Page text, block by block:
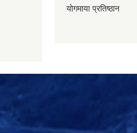
योगमाया प्रतिष्ठान